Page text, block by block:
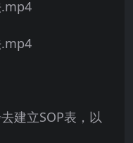
建立SOP表，以